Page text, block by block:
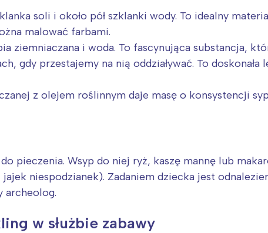
soli i około pół szklanki wody. To idealny
malować farbami.
ziemniaczana i woda. To fascynująca substancja,
gdy przestajemy na nią oddziaływać. To doskonała
z olejem roślinnym daje masę o konsystencji
pieczenia. Wsyp do niej ryż, kaszę mannę lub
niespodzianek). Zadaniem dziecka jest
archeolog.
w służbie zabawy
Kraków
Południe
Północ
Wszystkie
Wybieram